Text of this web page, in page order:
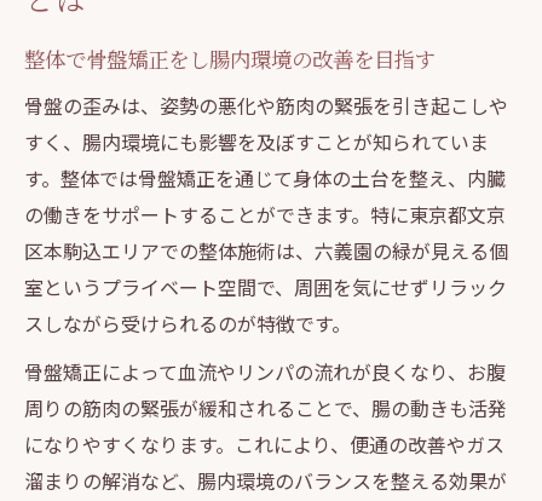
整体で骨盤矯正をし腸内環境の改善を目指す
骨盤の歪みは、姿勢の悪化や筋肉の緊張を引き起こしや
すく、腸内環境にも影響を及ぼすことが知られていま
す。整体では骨盤矯正を通じて身体の土台を整え、内臓
の働きをサポートすることができます。特に東京都文京
区本駒込エリアでの整体施術は、六義園の緑が見える個
室というプライベート空間で、周囲を気にせずリラック
スしながら受けられるのが特徴です。
骨盤矯正によって血流やリンパの流れが良くなり、お腹
周りの筋肉の緊張が緩和されることで、腸の動きも活発
になりやすくなります。これにより、便通の改善やガス
溜まりの解消など、腸内環境のバランスを整える効果が